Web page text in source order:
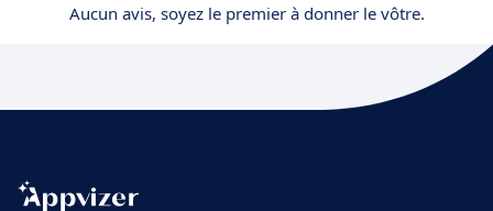
Aucun avis, soyez le premier à donner le vôtre.